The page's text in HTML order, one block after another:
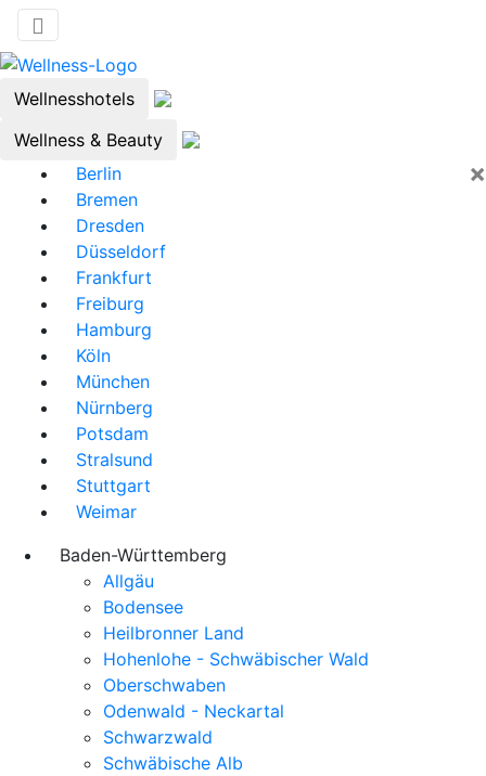
Wellnesshotels
Wellness & Beauty
×
Berlin
Bremen
Dresden
Düsseldorf
Frankfurt
Freiburg
Hamburg
Köln
München
Nürnberg
Potsdam
Stralsund
Stuttgart
Weimar
Baden-Württemberg
Allgäu
Bodensee
Heilbronner Land
Hohenlohe - Schwäbischer Wald
Oberschwaben
Odenwald - Neckartal
Schwarzwald
Schwäbische Alb